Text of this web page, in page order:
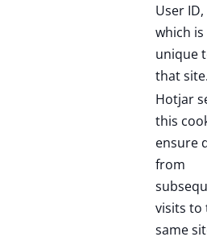
User ID,
which is
unique
that
Hotjar
this
ensure
from
visits to
same